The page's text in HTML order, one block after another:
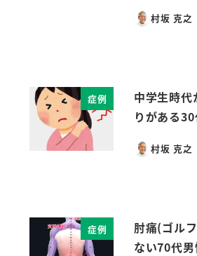
村坂 克之
症例
中学生時代
りがある
村坂 克之
症例
肘痛(ゴル
ない70代